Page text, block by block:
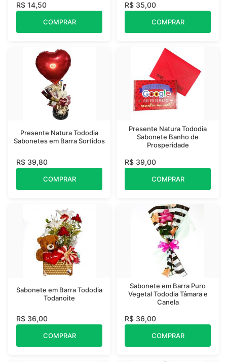
R$ 14,50
COMPRAR
R$ 35,00
COMPRAR
Presente Natura Tododia
Sabonetes em Barra Sortidos
R$ 39,80
COMPRAR
Presente Natura Tododia
Sabonete Banho de
Prosperidade
R$ 39,00
COMPRAR
Sabonete em Barra Tododia
Todanoite
R$ 36,00
COMPRAR
Sabonete em Barra Puro
Vegetal Tododia Tâmara e
Canela
R$ 36,00
COMPRAR